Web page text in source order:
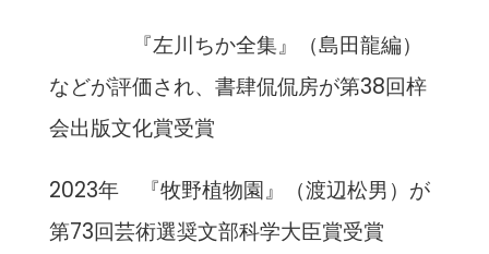
『左川ちか全集』（島田龍編）
などが評価され、書肆侃侃房が第38回梓
会出版文化賞受賞
2023年 『牧野植物園』（渡辺松男）が
第73回芸術選奨文部科学大臣賞受賞